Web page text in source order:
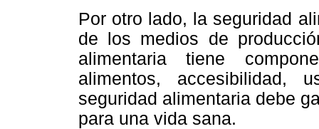
Por otro lado, la seguridad
de los medios de
alimentaria tiene
alimentos, accesibilidad,
seguridad alimentaria debe
para una vida sana.